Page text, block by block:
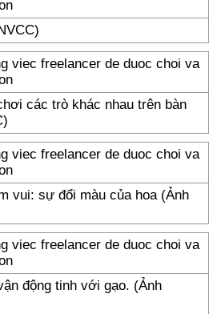
các trò khác nhau trên bàn
vui: sự đổi màu của hoa (Ảnh
động tinh với gạo. (Ảnh